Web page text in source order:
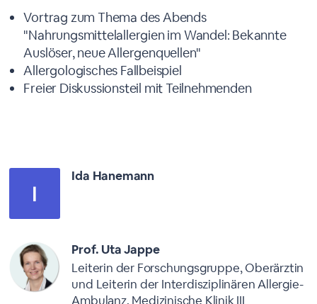
Vortrag zum Thema des Abends
"Nahrungsmittelallergien im Wandel: Bekannte
Auslöser, neue Allergenquellen"
Allergologisches Fallbeispiel
Freier Diskussionsteil mit Teilnehmenden
Ida Hanemann
Prof. Uta Jappe
Leiterin der Forschungsgruppe, Oberärztin
und Leiterin der Interdisziplinären Allergie-
Ambulanz, Medizinische Klinik III